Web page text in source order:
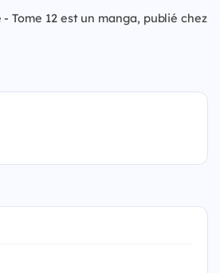
Tome 12 est un manga, publié chez